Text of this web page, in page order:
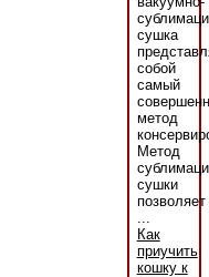
сушка
собой
самый
метод
Метод
сушки
позволяет
...
Как
приучить
кошку к